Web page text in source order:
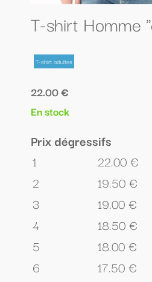
T-shirt Homme
T-shirt adultes
22.00 €
En stock
Prix dégressifs
1
22.00 €
2
19.50 €
3
19.00 €
4
18.50 €
5
18.00 €
6
17.50 €